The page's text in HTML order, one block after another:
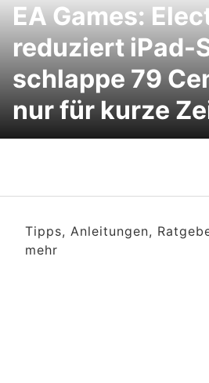
EA Games:
reduziert iPad-
schlappe 79
nur für kurze
Tipps, Anleitungen,
mehr